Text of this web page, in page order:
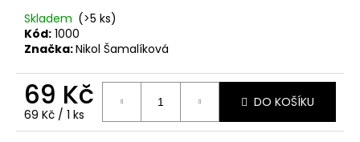
Skladem (>5 ks)
Kód: 1000
Značka:Nikol Šamalíková
69 Kč
Měrná
cena:
69 Kč / 1 ks
DO KOŠÍKU
HLEDAT
D